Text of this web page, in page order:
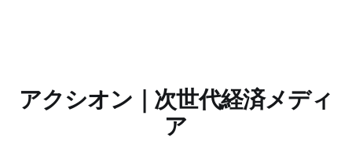
アクシオン｜次世代経済メディ
ア